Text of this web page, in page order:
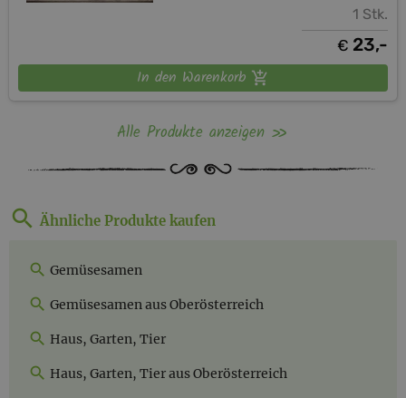
1 Stk.
€ 23,-
In den Warenkorb
Alle Produkte anzeigen
Ähnliche Produkte kaufen
Gemüsesamen
Gemüsesamen aus Oberösterreich
Haus, Garten, Tier
Haus, Garten, Tier aus Oberösterreich